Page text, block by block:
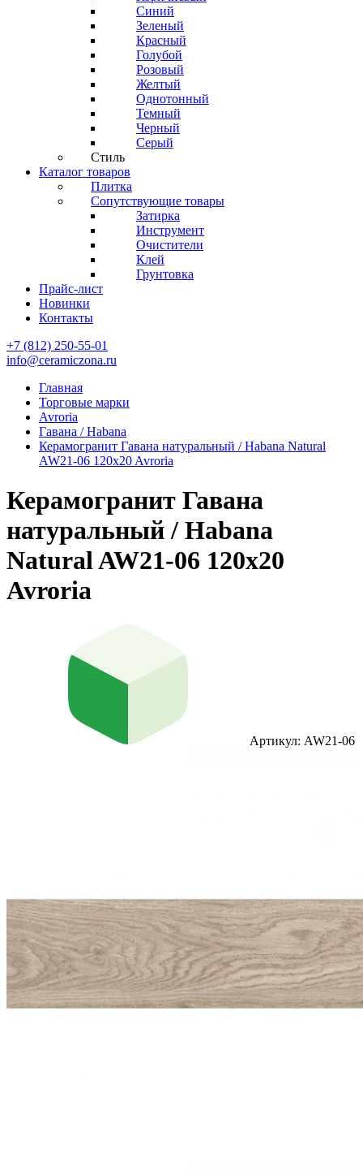
Синий
Зеленый
Красный
Голубой
Розовый
Желтый
Однотонный
Темный
Черный
Серый
Стиль
Каталог товаров
Плитка
Сопутствующие товары
Затирка
Инструмент
Очистители
Клей
Грунтовка
Прайс-лист
Новинки
Контакты
+7 (812) 250-55-01
info@ceramiczona.ru
Главная
Торговые марки
Avroria
Гавана / Habana
Керамогранит Гавана натуральный / Habana Natural
AW21-06 120x20 Avroria
Керамогранит Гавана
натуральный / Habana
Natural AW21-06 120x20
Avroria
Артикул: AW21-06